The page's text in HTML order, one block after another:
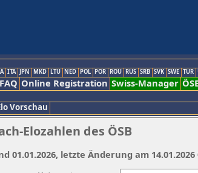
ITA JPN MKD LTU NED POL POR ROU RUS SRB SVK SWE TUR
FAQ Online Registration Swiss-Manager
Vorschau
Elozahlen des ÖSB
01.01.2026, letzte Änderung am